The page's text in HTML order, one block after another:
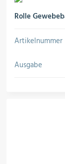
Rolle
Artikelnummer
Ausgabe